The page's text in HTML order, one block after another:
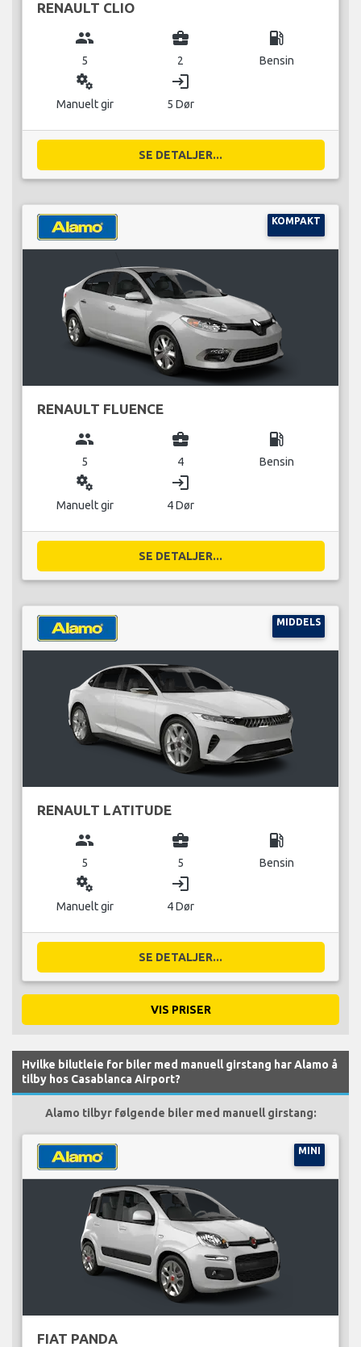
RENAULT CLIO
group
5
business_center
2
local_gas_station
Bensin
miscellaneous_services
Manuelt gir
login
5 Dør
SE DETALJER...
KOMPAKT
RENAULT FLUENCE
group
5
business_center
4
local_gas_station
Bensin
miscellaneous_services
Manuelt gir
login
4 Dør
SE DETALJER...
MIDDELS
RENAULT LATITUDE
group
5
business_center
5
local_gas_station
Bensin
miscellaneous_services
Manuelt gir
login
4 Dør
SE DETALJER...
VIS PRISER
Hvilke bilutleie for biler med manuell girstang har Alamo å
tilby hos Casablanca Airport?
Alamo tilbyr følgende biler med manuell girstang:
MINI
FIAT PANDA